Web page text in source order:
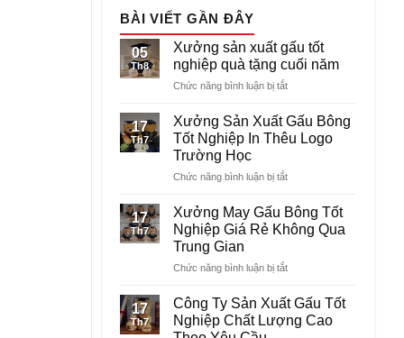
BÀI VIẾT GẦN ĐÂY
05
Th8
Xưởng sản xuất gấu tốt
nghiệp quà tặng cuối năm
Chức năng bình luận bị tắtở
sản
xuất
gấu
nghiệp
tặng
cuối
năm
17
Th7
Xưởng Sản Xuất Gấu Bông
Tốt Nghiệp In Thêu Logo
Trường Học
Chức năng bình luận bị tắtở
Sản
Xuất
Gấu
Tốt
In
Thêu
Logo
17
Th7
Xưởng May Gấu Bông Tốt
Nghiệp Giá Rẻ Không Qua
Trung Gian
Chức năng bình luận bị tắtở
May
Bông
17
Th7
Công Ty Sản Xuất Gấu Tốt
Nghiệp Chất Lượng Cao